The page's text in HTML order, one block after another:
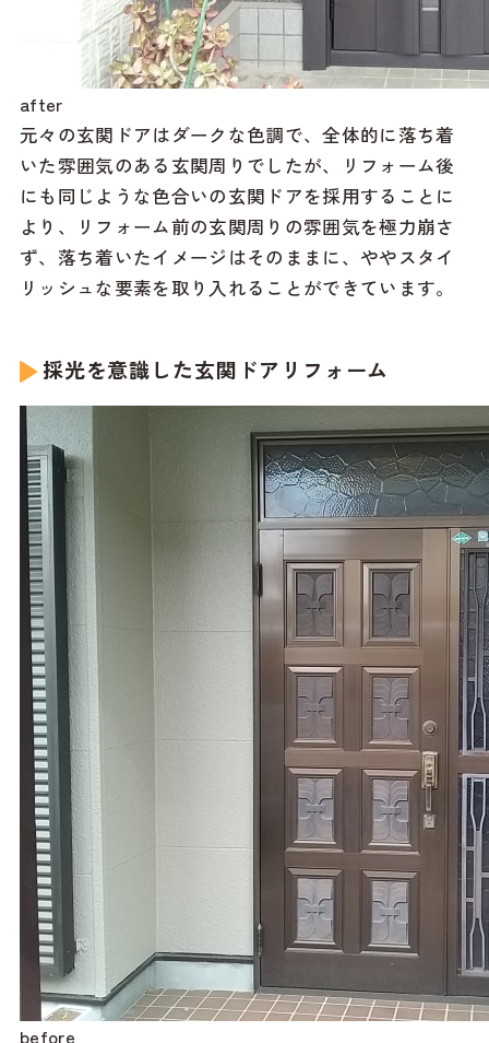
after
元々の玄関ドアはダークな色調で、全体的に落ち着
いた雰囲気のある玄関周りでしたが、リフォーム後
にも同じような色合いの玄関ドアを採用することに
より、リフォーム前の玄関周りの雰囲気を極力崩さ
ず、落ち着いたイメージはそのままに、ややスタイ
リッシュな要素を取り入れることができています。
採光を意識した玄関ドアリフォーム
before